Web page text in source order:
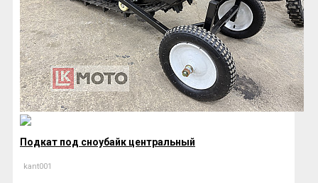
Подкат под сноубайк центральный
kant001